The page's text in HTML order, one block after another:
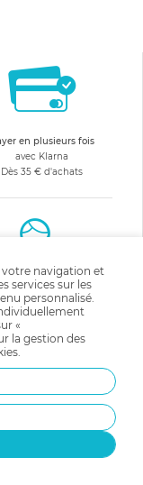
en plusieurs fois
avec Klarna
Dès 35 € d'achats
Equipe d'experts
à votre écoute :
05 31 53 03 78
!
votre navigation et
services sur les
personnalisé.
«
la gestion des
.